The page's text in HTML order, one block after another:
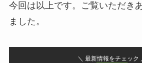
今回は以上です。ご覧いただき
ました。
＼ 最新情報をチェック